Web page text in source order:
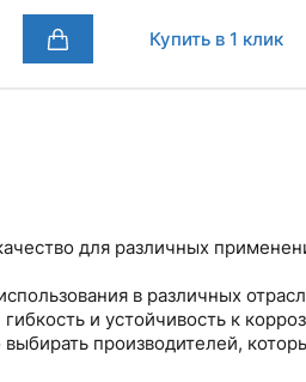
Купить в 1 клик
для различных
в различных
и устойчивость к
производителей,